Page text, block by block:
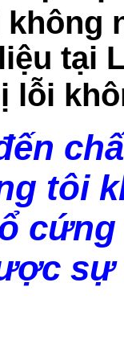
không
tại
lỗi
tôi